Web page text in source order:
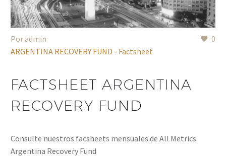
0
Por admin
ARGENTINA RECOVERY FUND - Factsheet
FACTSHEET ARGENTINA
RECOVERY FUND
Consulte nuestros facsheets mensuales de All Metrics
Argentina Recovery Fund